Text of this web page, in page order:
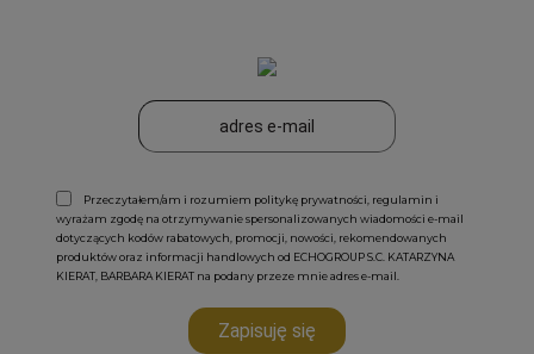
Przeczytałem/am i rozumiem politykę prywatności, regulamin i
wyrażam zgodę na otrzymywanie spersonalizowanych wiadomości e-mail
dotyczących kodów rabatowych, promocji, nowości, rekomendowanych
produktów oraz informacji handlowych od ECHOGROUP S.C. KATARZYNA
KIERAT, BARBARA KIERAT na podany przeze mnie adres e-mail.
Zapisuję się